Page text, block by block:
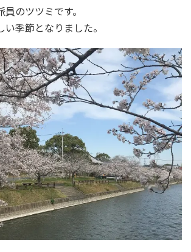
のツツミです。
季節となりました。